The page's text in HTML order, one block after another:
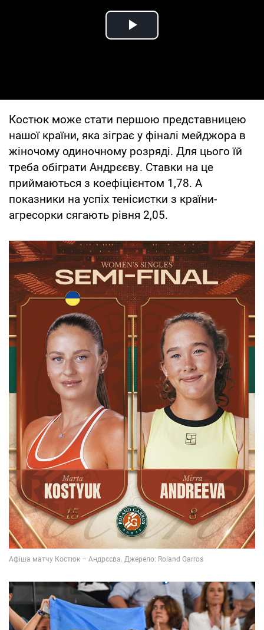
Play Video
Костюк може стати першою представницею
нашої країни, яка зіграє у фіналі мейджора в
жіночому одиночному розряді. Для цього їй
треба обіграти Андрєєву. Ставки на це
приймаються з коефіцієнтом 1,78. А
показники на успіх тенісистки з країни-
агресорки сягають рівня 2,05.